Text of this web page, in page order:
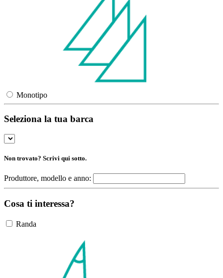
Monotipo
Seleziona la tua barca
Non trovato? Scrivi qui sotto.
Produttore, modello e anno:
Cosa ti interessa?
Randa